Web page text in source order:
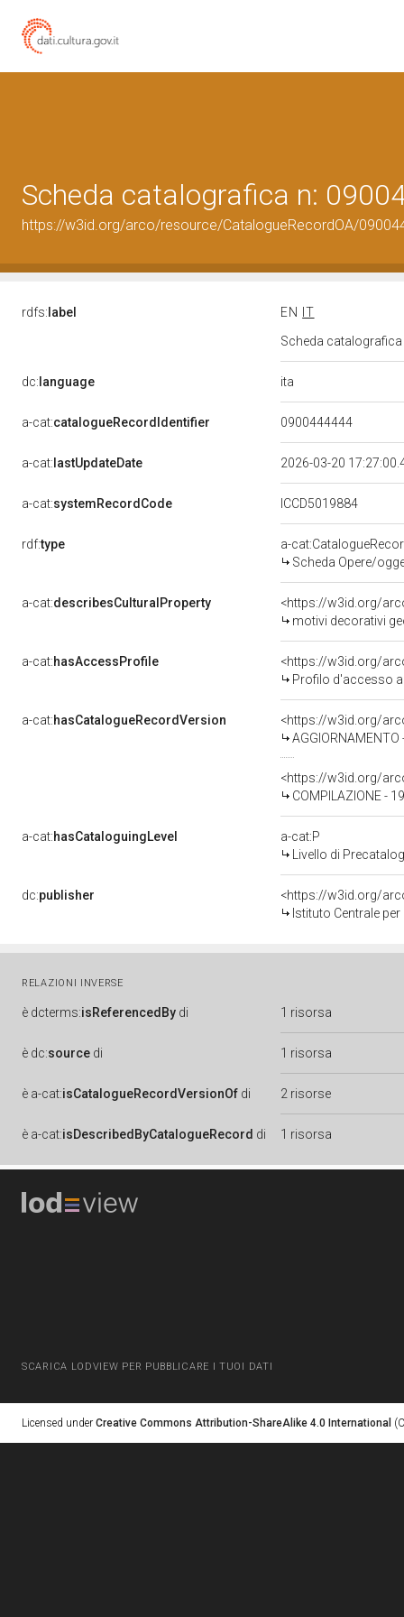
Scheda catalografica n:
https://w3id.org/arco/resource/CatalogueRecordOA/
rdfs: label EN
IT
Scheda
dc: language ita
a-cat:catalogueRecordIdentifier 0900444444
a-cat: lastUpdateDate 2026-03-20
a-cat:systemRecordCode ICCD5019884
rdf:type
a-
Scheda Opere/
a-cat:describesCulturalProperty
<https://w3id.org/
motivi decorativi
a-cat:hasAccessProfile
<https://w3id.org/
Profilo d'accesso
a-cat:hasCatalogueRecordVersion
<https://w3id.org/
<https://w3id.org/
COMPILAZIONE -
a-cat:hasCataloguingLevel
a-cat:P
Livello di
dc:publisher
<https://w3id.org/
Istituto Centrale
RELAZIONI INVERSE
è dcterms:isReferencedBy di 1 risorsa
è dc:source di 1 risorsa
è a-cat:isCatalogueRecordVersionOf di 2 risorse
è a-cat:isDescribedByCatalogueRecord di 1 risorsa
SCARICA LODVIEW PER PUBBLICARE I TUOI DATI
Licensed under Creative Commons Attribution-ShareAlike 4.0 International